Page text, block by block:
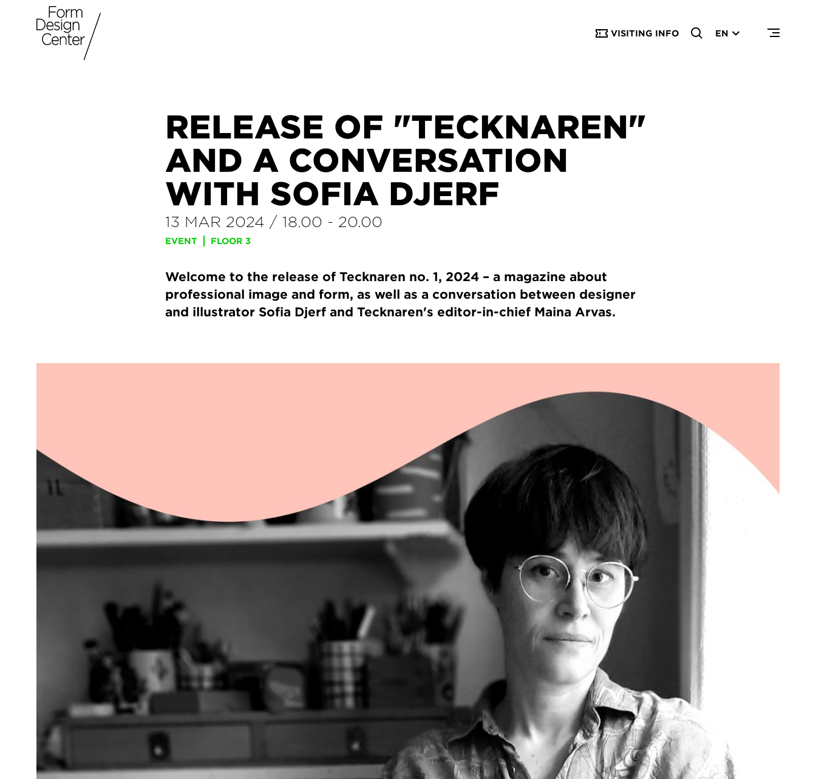
VISITING INFO EN
RELEASE OF "TECKNAREN"
AND A CONVERSATION
WITH SOFIA DJERF
13 MAR 2024 / 18.00 - 20.00
EVENT FLOOR 3
Welcome to the release of Tecknaren no. 1, 2024 – a magazine about
professional image and form, as well as a conversation between designer
and illustrator Sofia Djerf and Tecknaren's editor-in-chief Maina Arvas.